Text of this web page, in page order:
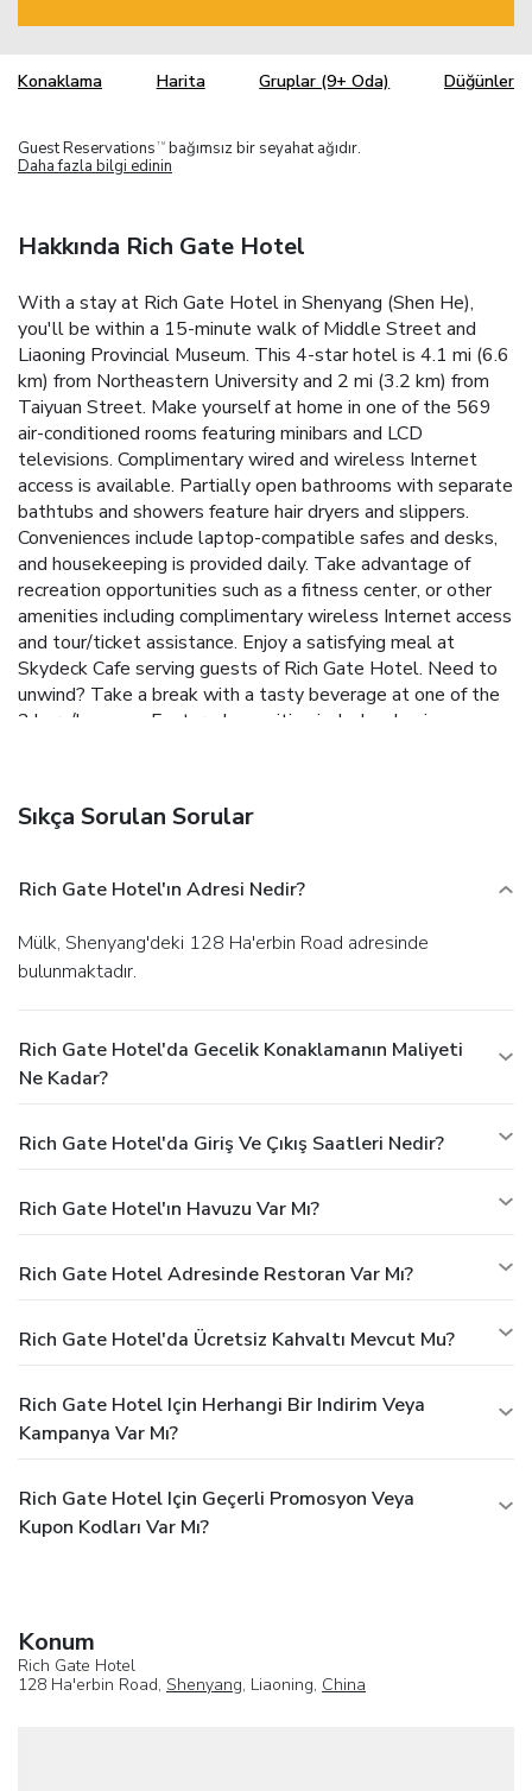
Konaklama Harita Gruplar (9+ Oda) Düğünler
Guest Reservations TM bağımsız bir seyahat ağıdır.
Daha fazla bilgi edinin
Hakkında Rich Gate Hotel
With a stay at Rich Gate Hotel in Shenyang (Shen He),
you'll be within a 15-minute walk of Middle Street and
Liaoning Provincial Museum. This 4-star hotel is 4.1 mi (6.6
km) from Northeastern University and 2 mi (3.2 km) from
Taiyuan Street. Make yourself at home in one of the 569
air-conditioned rooms featuring minibars and LCD
televisions. Complimentary wired and wireless Internet
access is available. Partially open bathrooms with separate
bathtubs and showers feature hair dryers and slippers.
Conveniences include laptop-compatible safes and desks,
and housekeeping is provided daily. Take advantage of
recreation opportunities such as a fitness center, or other
amenities including complimentary wireless Internet access
and tour/ticket assistance. Enjoy a satisfying meal at
Skydeck Cafe serving guests of Rich Gate Hotel. Need to
unwind? Take a break with a tasty beverage at one of the
2 bars/lounges. Featured amenities include a business
conference space and a meeting room.
Sıkça Sorulan Sorular
Rich Gate Hotel'ın Adresi Nedir?
Mülk, Shenyang'deki 128 Ha'erbin Road adresinde
bulunmaktadır.
Rich Gate Hotel'da Gecelik Konaklamanın Maliyeti
Ne Kadar?
Rich Gate Hotel'da Giriş Ve Çıkış Saatleri Nedir?
Rich Gate Hotel'ın Havuzu Var Mı?
Rich Gate Hotel Adresinde Restoran Var Mı?
Rich Gate Hotel'da Ücretsiz Kahvaltı Mevcut Mu?
Rich Gate Hotel Için Herhangi Bir Indirim Veya
Kampanya Var Mı?
Rich Gate Hotel Için Geçerli Promosyon Veya
Kupon Kodları Var Mı?
Konum
Rich Gate Hotel
128 Ha'erbin Road, Shenyang, Liaoning, China